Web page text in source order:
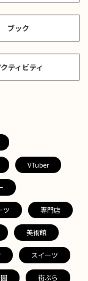
ブック
ティビティ
VTuber
ツ 専門店
美術館
スイーツ
街ぶら